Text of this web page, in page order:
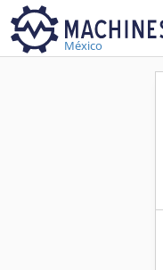
México